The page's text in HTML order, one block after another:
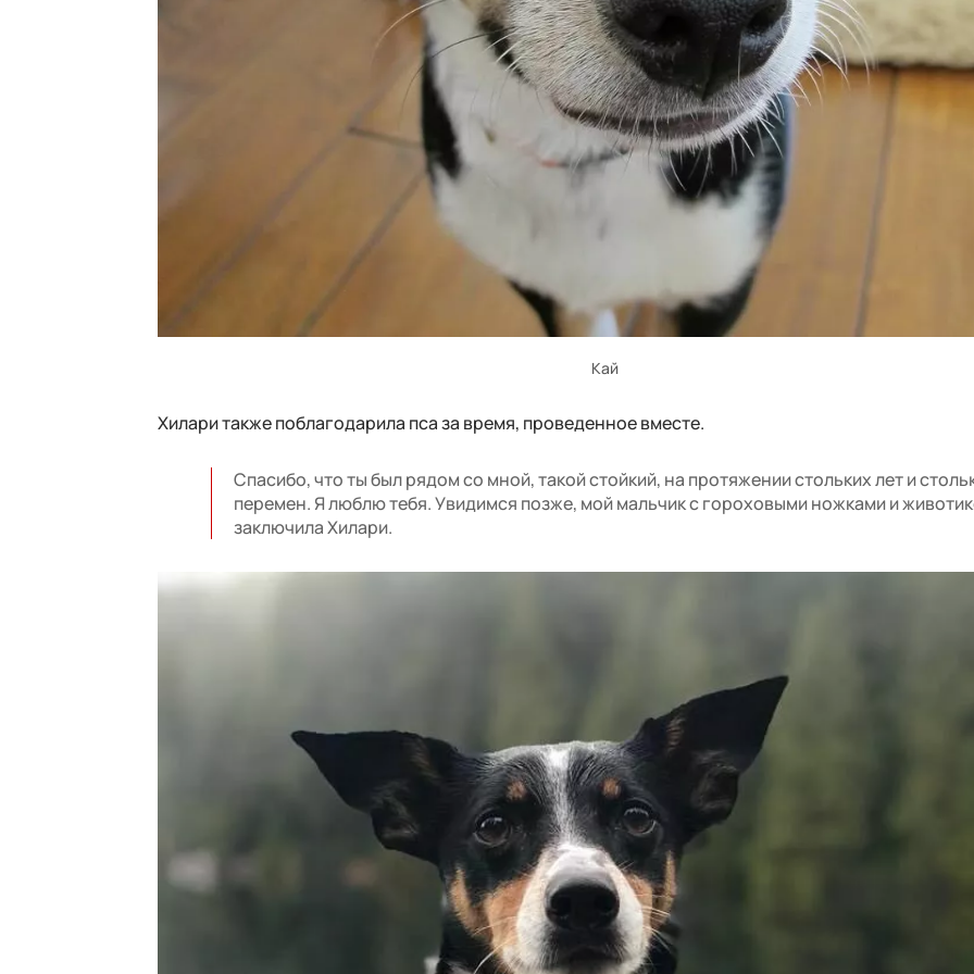
Кай
Хилари также поблагодарила пса за время, проведенное вместе.
Спасибо, что ты был рядом со мной, такой стойкий, на протяжении стольких лет и
перемен. Я люблю тебя. Увидимся позже, мой мальчик с гороховыми ножками и
заключила Хилари.